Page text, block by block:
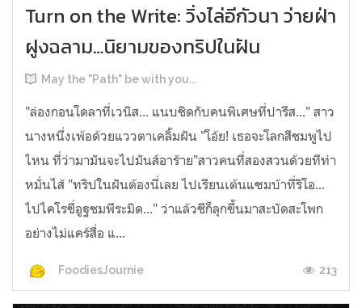
Turn on the Write: วิ่งไล่อีกัวนา ว่ายฝ่า
ฝูงฉลาม…นิยามของทริปในฝัน
May the "Path" be with you...
"ล่องกอนโดลาที่เวนิส... แนบชิดกับคนพิเศษที่ปารีส..." สาว
นางหนึ่งเพ้อด้วยแววตาเคลิ้มฝัน "โอ้ย! เธอจะโลกสีชมพูไป
ไหน ที่ว่ามามันจะไปมันส์อาร้าย"สาวคนที่สองสวนด้วยทีท่า
หมั่นไส้ "ทริปในฝันต้องนี่เลย ไปเรียนเต้นแซมบ้าที่ริโอ...
ไปไคโรขี่อูฐชมพีระมิด..." ว่าแล้วชีก็ลุกขึ้นมาสะบัดสะโพก
อย่างไม่แคร์สื่อ แ...
FoodiesJournie 213